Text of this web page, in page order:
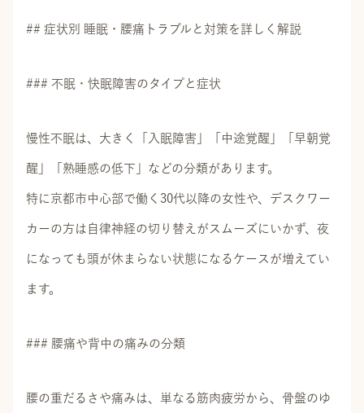
## 症状別 睡眠・腰痛トラブルと対策を詳しく解説
### 不眠・快眠障害のタイプと症状
慢性不眠は、大きく「入眠障害」「中途覚醒」「早朝覚
醒」「熟睡感の低下」などの分類があります。
特に京都市中心部で働く30代以降の女性や、デスクワー
カーの方は自律神経の切り替えがスムーズにいかず、夜
になっても頭が休まらない状態になるケースが増えてい
ます。
### 腰痛や背中の痛みの分類
腰の重だるさや痛みは、単なる筋肉疲労から、骨盤のゆ